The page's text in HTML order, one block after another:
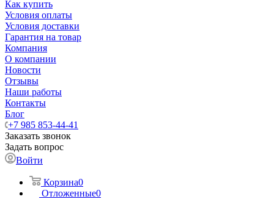
Как купить
Условия оплаты
Условия доставки
Гарантия на товар
Компания
О компании
Новости
Отзывы
Наши работы
Контакты
Блог
+7 985 853-44-41
Заказать звонок
Задать вопрос
Войти
Корзина0
Отложенные0